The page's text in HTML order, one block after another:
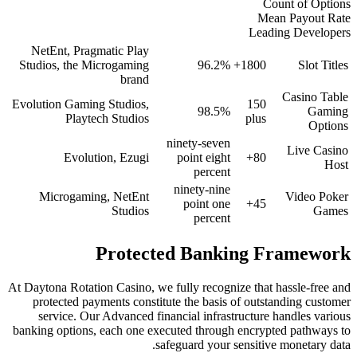
Studios, the Microgaming
Evolution Gaming Studios,
Playtech Studios
Evolution, Ezugi
Microgaming, NetEnt
Protected
At Daytona Rotation Casino, we
protected payments constitute
service. Our Advanced
banking options, each one